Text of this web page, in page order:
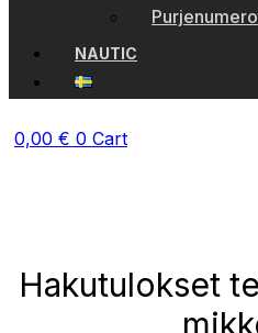
NAUTIC
0,00 € 0 Cart
Hakutulokset